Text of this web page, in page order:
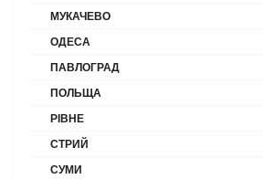
МУКАЧЕВО
ОДЕСА
ПАВЛОГРАД
ПОЛЬЩА
РІВНЕ
СТРИЙ
СУМИ